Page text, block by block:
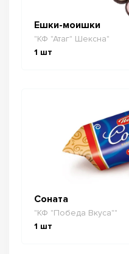
Ешки-моишки
"КФ "Атаг" Шексна"
1 шт
Соната
"КФ "Победа Вкуса""
1 шт